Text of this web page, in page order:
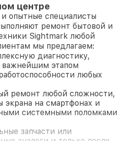
центре
опытные специалисты
ремонт бытовой и
Sightmark любой
мы предлагаем:
диагностику,
важнейшим этапом
любых
ремонт любой сложности,
экрана на смартфонах и
системными поломками
запчасти или